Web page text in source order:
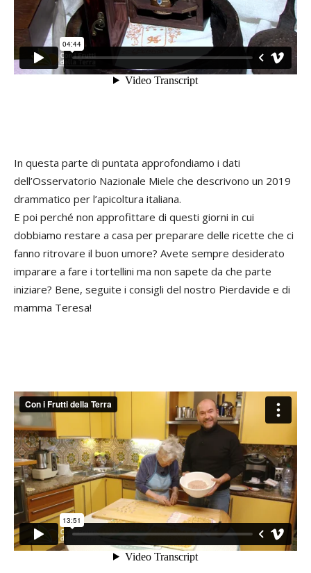
In questa parte di puntata approfondiamo i dati
dell’Osservatorio Nazionale Miele che descrivono un 2019
drammatico per l’apicoltura italiana.
E poi perché non approfittare di questi giorni in cui
dobbiamo restare a casa per preparare delle ricette che ci
fanno ritrovare il buon umore? Avete sempre desiderato
imparare a fare i tortellini ma non sapete da che parte
iniziare? Bene, seguite i consigli del nostro Pierdavide e di
mamma Teresa!